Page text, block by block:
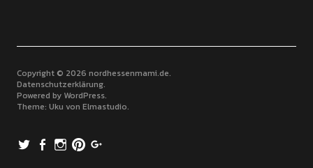
Copyright © 2026 nordhessenmami.de
Datenschutzerklärung
Powered by WordPress
Theme: Uku von Elmastudio